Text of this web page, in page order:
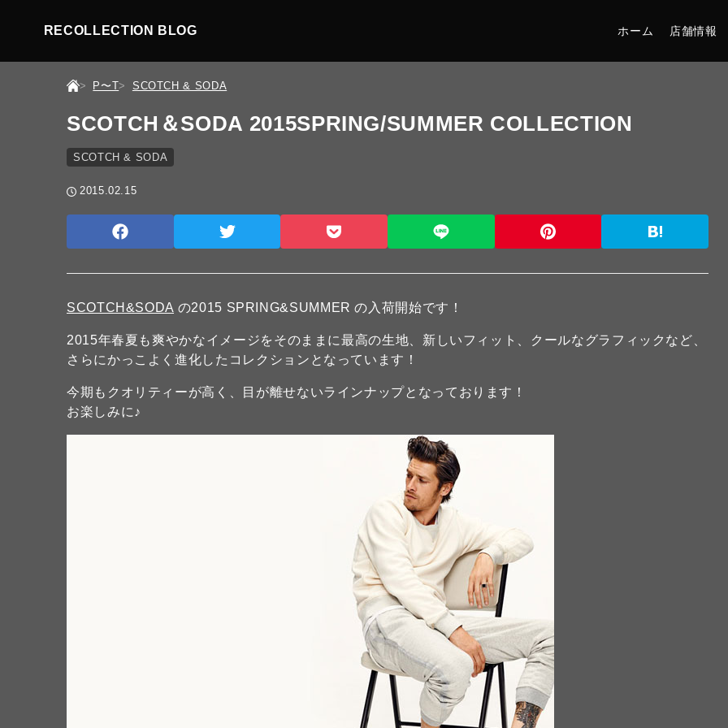
RECOLLECTION BLOG ホーム 店舗情報
P〜T SCOTCH & SODA
SCOTCH＆SODA 2015SPRING/SUMMER COLLECTION
SCOTCH & SODA
2015.02.15
SCOTCH&SODA の2015 SPRING&SUMMER の入荷開始です！
2015年春夏も爽やかなイメージをそのままに最高の生地、新しいフィット、クールなグラフィックなど、
さらにかっこよく進化したコレクションとなっています！
今期もクオリティーが高く、目が離せないラインナップとなっております！
お楽しみに♪